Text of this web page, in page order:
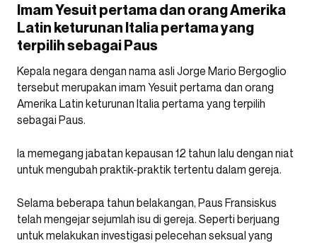
Imam Yesuit pertama dan orang Amerika
Latin keturunan Italia pertama yang
terpilih sebagai Paus
Kepala negara dengan nama asli Jorge Mario Bergoglio
tersebut merupakan imam Yesuit pertama dan orang
Amerika Latin keturunan Italia pertama yang terpilih
sebagai Paus.
Ia memegang jabatan kepausan 12 tahun lalu dengan niat
untuk mengubah praktik-praktik tertentu dalam gereja.
Selama beberapa tahun belakangan, Paus Fransiskus
telah mengejar sejumlah isu di gereja. Seperti berjuang
untuk melakukan investigasi pelecehan seksual yang